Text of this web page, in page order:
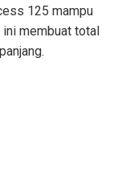
125 mampu
membuat total